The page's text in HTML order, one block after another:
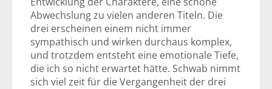
Abwechslung zu vielen anderen Titeln. Die
drei erscheinen einem nicht immer
sympathisch und wirken durchaus komplex,
und trotzdem entsteht eine emotionale Tiefe,
die ich so nicht erwartet hätte. Schwab nimmt
sich viel zeit für die Vergangenheit der drei